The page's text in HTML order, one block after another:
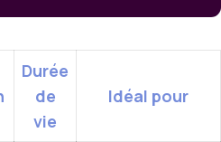
Durée
de
vie
Idéal pour